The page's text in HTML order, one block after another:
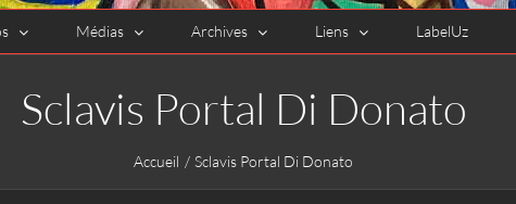
Médias Archives Liens LabelUz
Sclavis Portal Di Donato
Accueil Sclavis Portal Di Donato